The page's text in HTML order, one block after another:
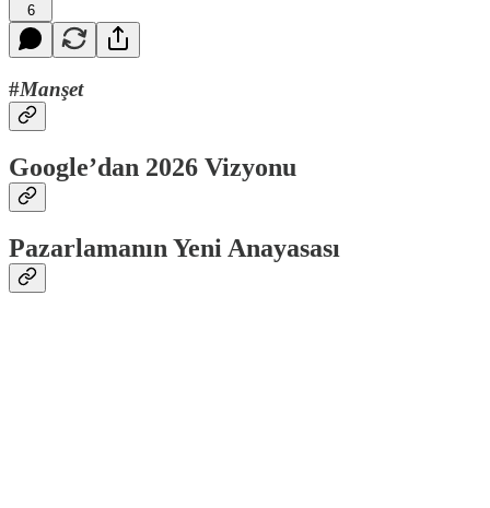
6
#Manşet
Google’dan 2026 Vizyonu
Pazarlamanın Yeni Anayasası